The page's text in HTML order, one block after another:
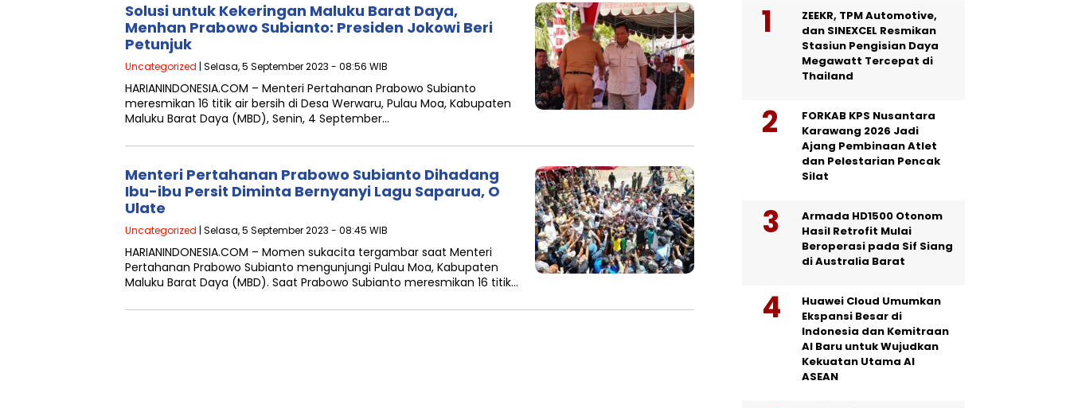
Solusi untuk Kekeringan Maluku Barat Daya,
Menhan Prabowo Subianto: Presiden Jokowi Beri
Petunjuk
Uncategorized | Selasa, 5 September 2023 - 08:56 WIB
HARIANINDONESIA.COM – Menteri Pertahanan Prabowo Subianto
meresmikan 16 titik air bersih di Desa Werwaru, Pulau Moa, Kabupaten
Maluku Barat Daya (MBD), Senin, 4 September…
Menteri Pertahanan Prabowo Subianto Dihadang
Ibu-ibu Persit Diminta Bernyanyi Lagu Saparua, O
Ulate
Uncategorized | Selasa, 5 September 2023 - 08:45 WIB
HARIANINDONESIA.COM – Momen sukacita tergambar saat Menteri
Pertahanan Prabowo Subianto mengunjungi Pulau Moa, Kabupaten
Maluku Barat Daya (MBD). Saat Prabowo Subianto meresmikan 16 titik…
ZEEKR, TPM Automotive,
dan SINEXCEL Resmikan
Stasiun Pengisian Daya
Megawatt Tercepat di
Thailand
FORKAB KPS Nusantara
Karawang 2026 Jadi
Ajang Pembinaan Atlet
dan Pelestarian Pencak
Silat
Armada HD1500 Otonom
Hasil Retrofit Mulai
Beroperasi pada Sif Siang
di Australia Barat
Huawei Cloud Umumkan
Ekspansi Besar di
Indonesia dan Kemitraan
AI Baru untuk Wujudkan
Kekuatan Utama AI
ASEAN